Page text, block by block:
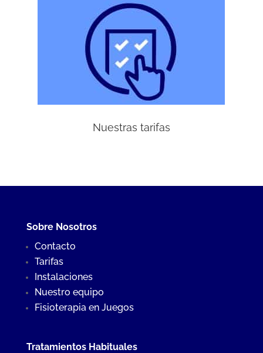
Nuestras tarifas
Sobre Nosotros
Contacto
Tarifas
Instalaciones
Nuestro equipo
Fisioterapia en Juegos
Tratamientos Habituales